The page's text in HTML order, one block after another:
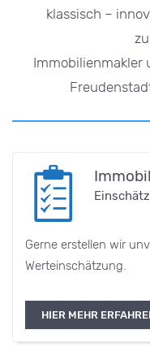
klassisch –
Immobilienmakler
Gerne erstellen wir
Werteinschätzung.
HIER MEHR